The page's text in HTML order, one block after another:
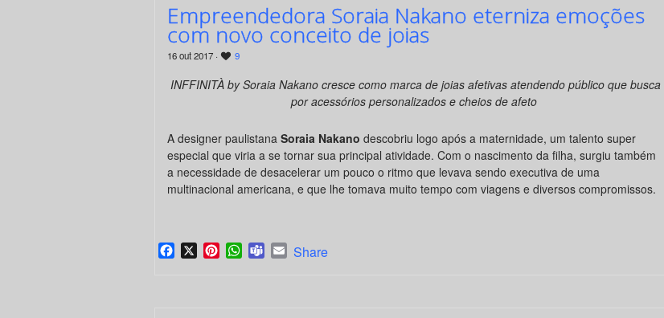
Empreendedora Soraia Nakano eterniza emoções
com novo conceito de joias
16 out 2017 · 9
INFFINITÀ by Soraia Nakano cresce como marca de joias afetivas atendendo público que busca
por acessórios personalizados e cheios de afeto
A designer paulistana Soraia Nakano descobriu logo após a maternidade, um talento super
especial que viria a se tornar sua principal atividade. Com o nascimento da filha, surgiu também
a necessidade de desacelerar um pouco o ritmo que levava sendo executiva de uma
multinacional americana, e que lhe tomava muito tempo com viagens e diversos compromissos.
Facebook
X PinterestWhatsApp
TeamsEmail
Share